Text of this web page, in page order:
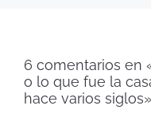
6 comentarios en
o lo que fue la
hace varios siglos»